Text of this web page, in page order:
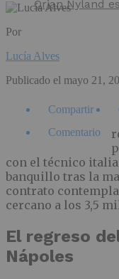
Orjan Nyland
Por
Lucía Alves
Publicado el mayo 21,
Compartir
Comentario
con el técnico
banquillo tras la
contrato
cercano a los 3,5
El regreso
Nápoles